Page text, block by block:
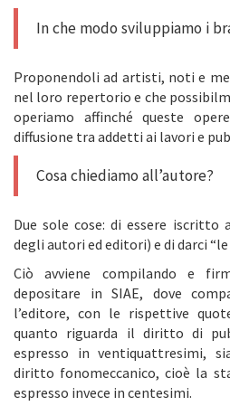
In che modo sviluppiamo i
Proponendoli ad artisti, noti e
nel loro repertorio e che
operiamo affinché queste
diffusione tra addetti ai lavori e
Cosa chiediamo all’autore?
Due sole cose: di essere iscritto
degli autori ed editori) e di darci
Ciò avviene compilando e
depositare in SIAE, dove
l’editore, con le rispettive
quanto riguarda il diritto di
espresso in ventiquattresimi,
diritto fonomeccanico, cioè la
espresso invece in centesimi.